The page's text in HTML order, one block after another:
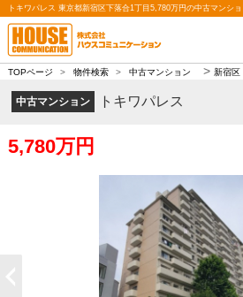
TOPページ > 物件検索 > 中古マンション > 新宿区
中古マンション トキワパレス
5,780万円